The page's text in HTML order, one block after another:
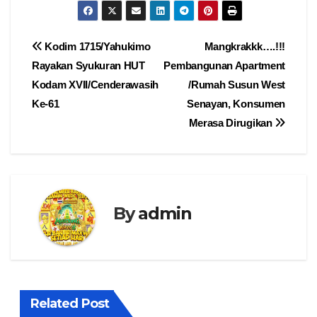
Navigasi
pos
Mangkrakkk….!!!
Pembangunan Apartment
/Rumah Susun West
Senayan, Konsumen
Merasa Dirugikan
Kodim 1715/Yahukimo
Rayakan Syukuran HUT
Kodam XVII/Cenderawasih
Ke-61
Byadmin
Related Post